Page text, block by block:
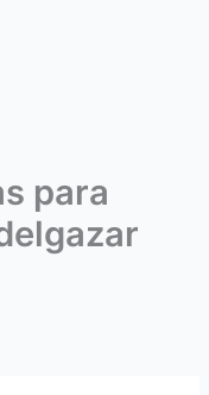
para